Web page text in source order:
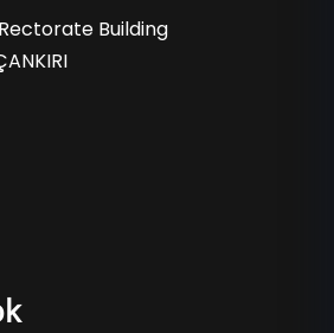
Building